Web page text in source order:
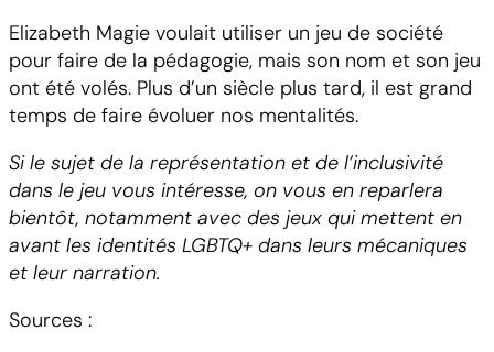
Elizabeth Magie voulait utiliser un jeu de société
pour faire de la pédagogie, mais son nom et son jeu
ont été volés. Plus d’un siècle plus tard, il est grand
temps de faire évoluer nos mentalités.
Si le sujet de la représentation et de l’inclusivité
dans le jeu vous intéresse, on vous en reparlera
bientôt, notamment avec des jeux qui mettent en
avant les identités LGBTQ+ dans leurs mécaniques
et leur narration.
Sources :